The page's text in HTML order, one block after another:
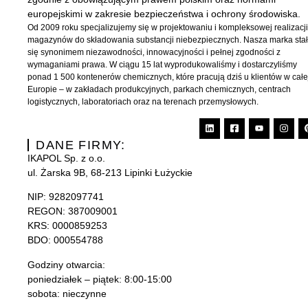
europejskimi w zakresie bezpieczeństwa i ochrony środowiska.
Od 2009 roku specjalizujemy się w projektowaniu i kompleksowej realizacji
magazynów do składowania substancji niebezpiecznych. Nasza marka
się synonimem niezawodności, innowacyjności i pełnej zgodności z
wymaganiami prawa. W ciągu 15 lat wyprodukowaliśmy i dostarczyliśmy
ponad 1 500 kontenerów chemicznych, które pracują dziś u klientów w
Europie – w zakładach produkcyjnych, parkach chemicznych, centrach
logistycznych, laboratoriach oraz na terenach przemysłowych.
DANE FIRMY:
IKAPOL Sp. z o.o.
ul. Żarska 9B, 68-213 Lipinki Łużyckie
NIP: 9282097741
REGON: 387009001
KRS: 0000859253
BDO: 000554788
Godziny otwarcia:
poniedziałek – piątek: 8:00-15:00
sobota: nieczynne